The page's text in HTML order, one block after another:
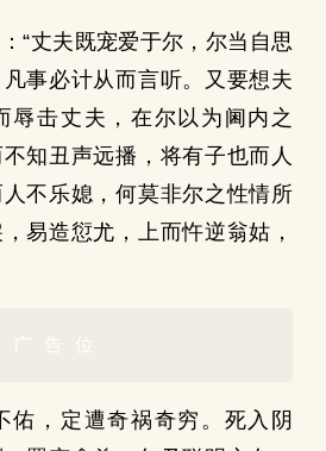
“丈夫既宠爱于尔，尔当自思
事必计从而言听。又要想夫
辱击丈夫，在尔以为阃内之
知丑声远播，将有子也而人
不乐媳，何莫非尔之性情所
易造愆尤，上而忤逆翁姑，
广告位
佑，定遭奇祸奇穷。死入阴